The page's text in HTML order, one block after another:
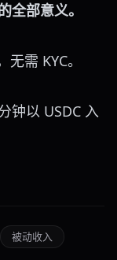
部意义。
需 KYC。
钟以 USDC 入
被动收入